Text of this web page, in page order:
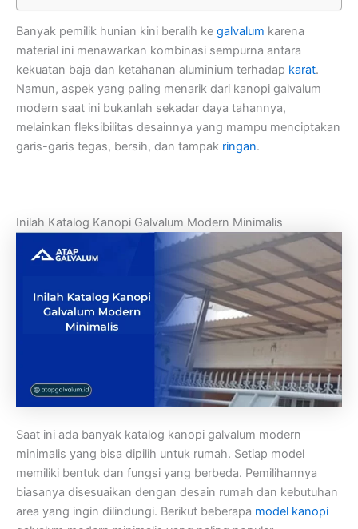
Banyak pemilik hunian kini beralih ke galvalum karena
material ini menawarkan kombinasi sempurna antara
kekuatan baja dan ketahanan aluminium terhadap karat.
Namun, aspek yang paling menarik dari kanopi galvalum
modern saat ini bukanlah sekadar daya tahannya,
melainkan fleksibilitas desainnya yang mampu menciptakan
garis-garis tegas, bersih, dan tampak ringan.
Inilah Katalog Kanopi Galvalum Modern Minimalis
Saat ini ada banyak katalog kanopi galvalum modern
minimalis yang bisa dipilih untuk rumah. Setiap model
memiliki bentuk dan fungsi yang berbeda. Pemilihannya
biasanya disesuaikan dengan desain rumah dan kebutuhan
area yang ingin dilindungi. Berikut beberapa model kanopi